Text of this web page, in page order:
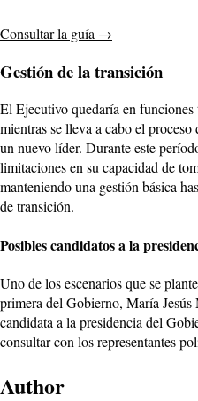
Consultar la guía →
Gestión de la transición
El Ejecutivo quedaría en
mientras se lleva a cabo el
un nuevo líder. Durante este
limitaciones en su capacidad de
manteniendo una gestión básica
de transición.
Posibles candidatos a la
Uno de los escenarios que se
primera del Gobierno, María Jesús
candidata a la presidencia del
consultar con los representantes
Author